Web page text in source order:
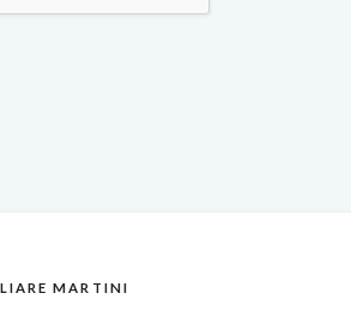
MARTINI